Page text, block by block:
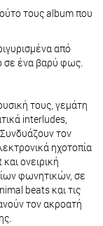
τους album που
από
σε ένα βαρύ φως.
τους, γεμάτη
interludes,
τον
ηχοτοπία
ονειρική
φωνητικών, σε
beats και τις
τον ακροατή